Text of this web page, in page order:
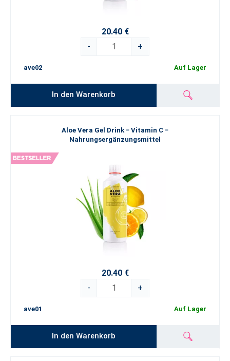
20.40 €
-
+
ave02 Auf Lager
In den Warenkorb
Aloe Vera Gel Drink − Vitamin C −
Nahrungsergänzungsmittel
20.40 €
-
+
ave01 Auf Lager
In den Warenkorb